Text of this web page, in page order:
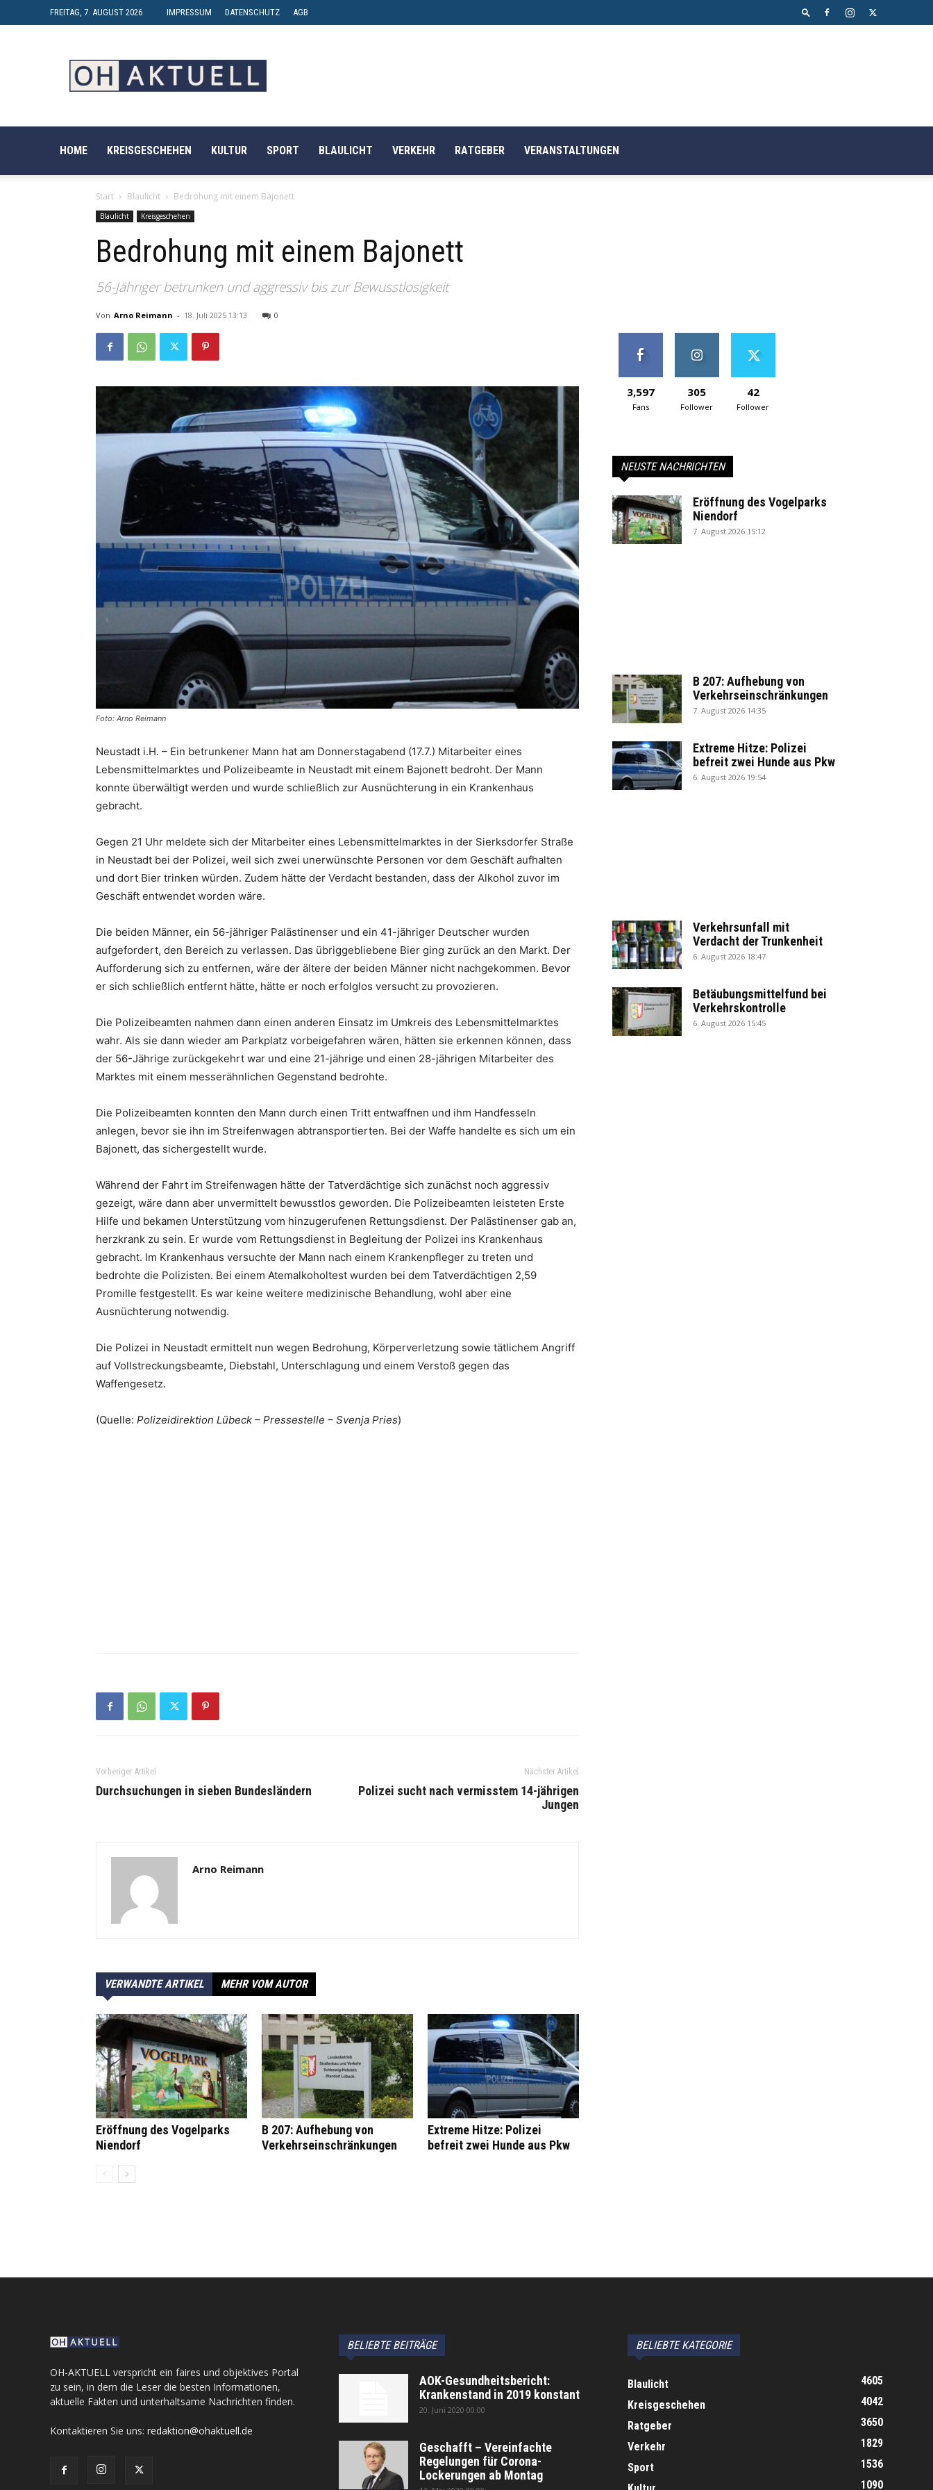
FREITAG, 7. AUGUST 2026 IMPRESSUM DATENSCHUTZ AGB
AKTUELL
HOME KREISGESCHEHEN KULTUR SPORT BLAULICHT VERKEHR RATGEBER VERANSTALTUNGEN
Start Blaulicht Bedrohung mit einem Bajonett
Blaulicht Kreisgeschehen
Bedrohung mit einem Bajonett
56-Jähriger betrunken und aggressiv bis zur Bewusstlosigkeit
Von Arno Reimann - 18. Juli 2025 13:13 0
Foto: Arno Reimann
Neustadt i.H. – Ein betrunkener Mann hat am Donnerstagabend (17.7.) Mitarbeiter eines
Lebensmittelmarktes und Polizeibeamte in Neustadt mit einem Bajonett bedroht. Der Mann
konnte überwältigt werden und wurde schließlich zur Ausnüchterung in ein Krankenhaus
gebracht.
Gegen 21 Uhr meldete sich der Mitarbeiter eines Lebensmittelmarktes in der Sierksdorfer Straße
in Neustadt bei der Polizei, weil sich zwei unerwünschte Personen vor dem Geschäft aufhalten
und dort Bier trinken würden. Zudem hätte der Verdacht bestanden, dass der Alkohol zuvor im
Geschäft entwendet worden wäre.
Die beiden Männer, ein 56-jähriger Palästinenser und ein 41-jähriger Deutscher wurden
aufgefordert, den Bereich zu verlassen. Das übriggebliebene Bier ging zurück an den Markt. Der
Aufforderung sich zu entfernen, wäre der ältere der beiden Männer nicht nachgekommen. Bevor
er sich schließlich entfernt hätte, hätte er noch erfolglos versucht zu provozieren.
Die Polizeibeamten nahmen dann einen anderen Einsatz im Umkreis des Lebensmittelmarktes
wahr. Als sie dann wieder am Parkplatz vorbeigefahren wären, hätten sie erkennen können, dass
der 56-Jährige zurückgekehrt war und eine 21-jährige und einen 28-jährigen Mitarbeiter des
Marktes mit einem messerähnlichen Gegenstand bedrohte.
Die Polizeibeamten konnten den Mann durch einen Tritt entwaffnen und ihm Handfesseln
anlegen, bevor sie ihn im Streifenwagen abtransportierten. Bei der Waffe handelte es sich um ein
Bajonett, das sichergestellt wurde.
Während der Fahrt im Streifenwagen hätte der Tatverdächtige sich zunächst noch aggressiv
gezeigt, wäre dann aber unvermittelt bewusstlos geworden. Die Polizeibeamten leisteten Erste
Hilfe und bekamen Unterstützung vom hinzugerufenen Rettungsdienst. Der Palästinenser gab an,
herzkrank zu sein. Er wurde vom Rettungsdienst in Begleitung der Polizei ins Krankenhaus
gebracht. Im Krankenhaus versuchte der Mann nach einem Krankenpfleger zu treten und
bedrohte die Polizisten. Bei einem Atemalkoholtest wurden bei dem Tatverdächtigen 2,59
Promille festgestellt. Es war keine weitere medizinische Behandlung, wohl aber eine
Ausnüchterung notwendig.
Die Polizei in Neustadt ermittelt nun wegen Bedrohung, Körperverletzung sowie tätlichem Angriff
auf Vollstreckungsbeamte, Diebstahl, Unterschlagung und einem Verstoß gegen das
Waffengesetz.
(Quelle: Polizeidirektion Lübeck – Pressestelle – Svenja Pries)
Vorheriger Artikel
Durchsuchungen in sieben Bundesländern
Nächster Artikel
Polizei sucht nach vermisstem 14-jährigen
Jungen
Arno Reimann
VERWANDTE ARTIKEL MEHR VOM AUTOR
Eröffnung des Vogelparks
Niendorf
B 207: Aufhebung von
Verkehrseinschränkungen
Extreme Hitze: Polizei
befreit zwei Hunde aus Pkw
3,597
Fans
305
Follower
42
Follower
NEUSTE NACHRICHTEN
Eröffnung des Vogelparks
Niendorf
7. August 2026 15:12
B 207: Aufhebung von
Verkehrseinschränkungen
7. August 2026 14:35
Extreme Hitze: Polizei
befreit zwei Hunde aus Pkw
6. August 2026 19:54
Verkehrsunfall mit
Verdacht der Trunkenheit
6. August 2026 18:47
Betäubungsmittelfund bei
Verkehrskontrolle
6. August 2026 15:45
OH-AKTUELL verspricht ein faires und objektives Portal
zu sein, in dem die Leser die besten Informationen,
aktuelle Fakten und unterhaltsame Nachrichten finden.
Kontaktieren Sie uns: redaktion@ohaktuell.de
BELIEBTE BEITRÄGE
AOK-Gesundheitsbericht:
Krankenstand in 2019 konstant
20. Juni 2020 00:00
Geschafft – Vereinfachte
Regelungen für Corona-
Lockerungen ab Montag
BELIEBTE KATEGORIE
Blaulicht
4605
Kreisgeschehen
4042
Ratgeber
3650
Verkehr
1829
Sport
1536
1090